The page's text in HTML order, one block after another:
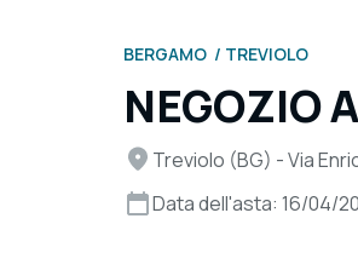
BERGAMO TREVIOLO
NEGOZIO
Treviolo (BG) - Via
Data dell'asta: 16/04/